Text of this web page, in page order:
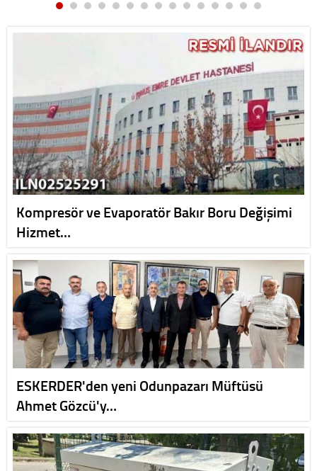
Kompresör ve Evaporatör Bakır Boru Değişimi
Hizmet…
ESKERDER'den yeni Odunpazarı Müftüsü
Ahmet Gözcü'y…